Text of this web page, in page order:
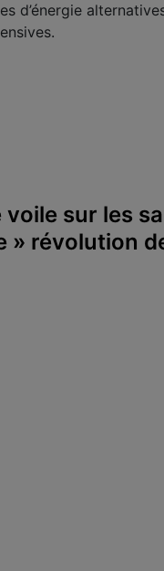
d’énergie
sur les
révolution